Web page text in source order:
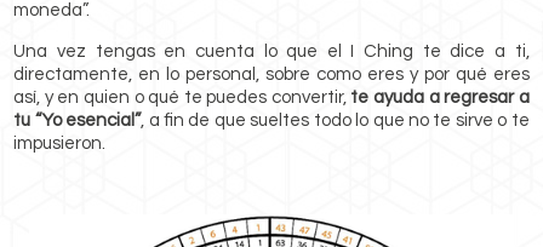
moneda”.
Una vez tengas en cuenta lo que el I Ching te dice a ti,
directamente, en lo personal, sobre como eres y por qué eres
así, y en quien o qué te puedes convertir, te ayuda a regresar a
tu “Yo esencial”, a fin de que sueltes todo lo que no te sirve o te
impusieron.